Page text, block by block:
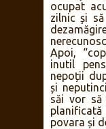
ocupat
zilnic și
Apoi,
inutil
nepoții
și
săi vor să
povara și